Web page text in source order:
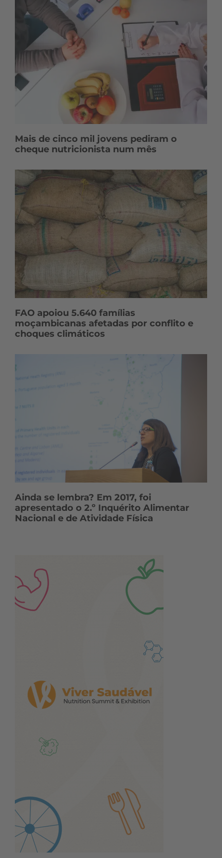
Mais de cinco mil jovens pediram o
cheque nutricionista num mês
FAO apoiou 5.640 famílias
moçambicanas afetadas por conflito e
choques climáticos
Ainda se lembra? Em 2017, foi
apresentado o 2.º Inquérito Alimentar
Nacional e de Atividade Física